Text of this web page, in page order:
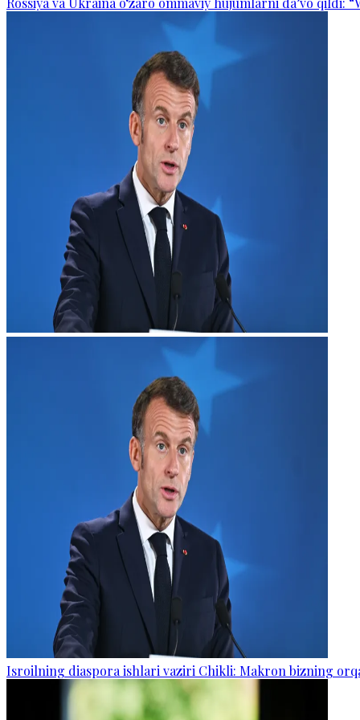
Isroilning diaspora ishlari vaziri Chikli: Makron bizning